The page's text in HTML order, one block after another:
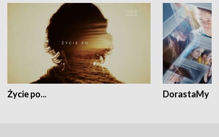
Życie po... DorastaMy